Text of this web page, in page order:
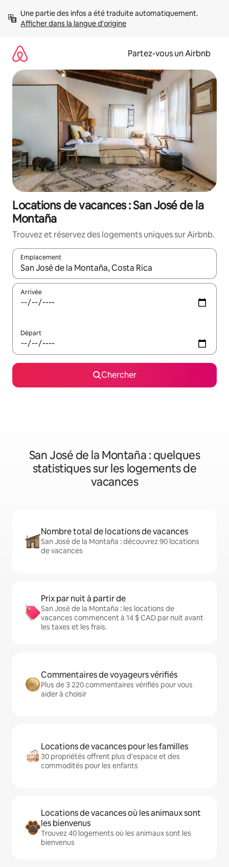
directement
Afficher dans la langue d'origine
Partez-vous un Airbnb
Locations de vacances : San José de la
Montaña
Trouvez et réservez des logements uniques sur Airbnb.
Emplacement
Quand les résultats sont affichés, parcourez-les en utilisant
Arrivée
Départ
Chercher
San José de la Montaña : quelques
statistiques sur les logements de
vacances
Nombre total de locations de vacances
San José de la Montaña : découvrez 90 locations
de vacances
Prix par nuit à partir de
San José de la Montaña : les locations de
vacances commencent à 14 $ CAD par nuit avant
les taxes et les frais.
Commentaires de voyageurs vérifiés
Plus de 3 220 commentaires vérifiés pour vous
aider à choisir
Locations de vacances pour les familles
30 propriétés offrent plus d'espace et des
commodités pour les enfants
Locations de vacances où les animaux sont
les bienvenus
Trouvez 40 logements où les animaux sont les
bienvenus